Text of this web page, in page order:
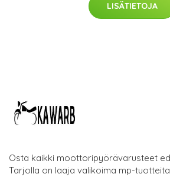
LISÄTIETOJA
Osta kaikki moottoripyörävarusteet
Tarjolla on laaja valikoima mp-